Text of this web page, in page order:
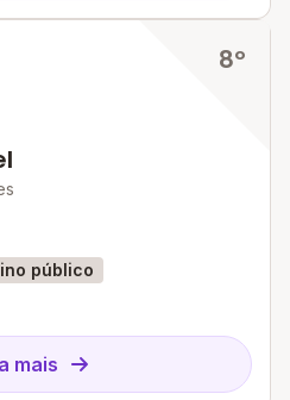
8º
público
mais